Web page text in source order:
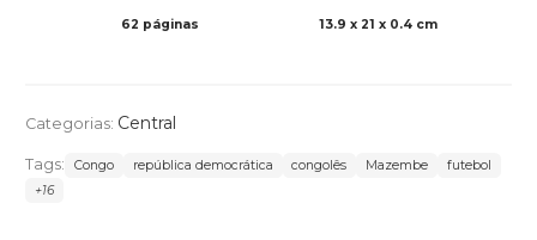
62 páginas 13.9 x 21 x 0.4 cm
Categorias: Central
Tags: Congo república democrática congolês Mazembe
futebol
+16